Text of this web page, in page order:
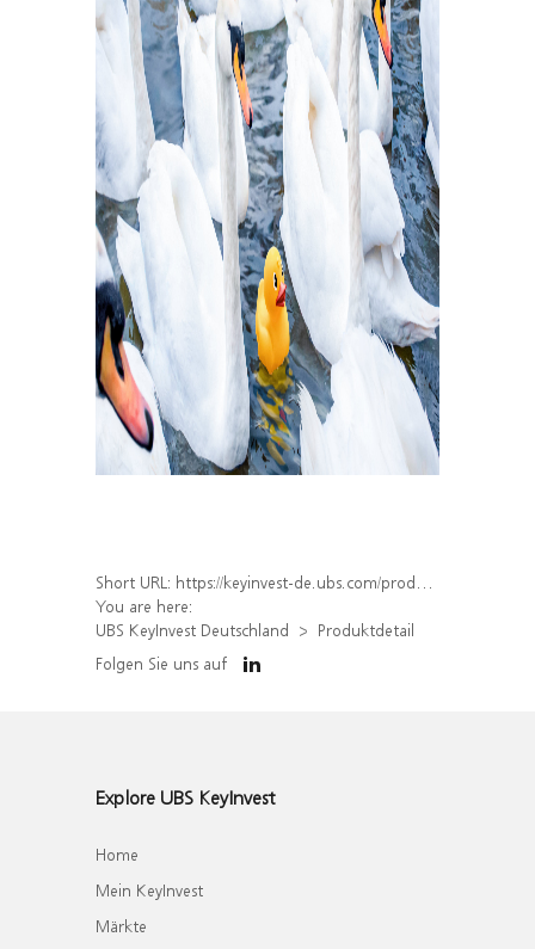
Short URL: https://keyinvest-de.ubs.com/produkt/detail/index/isin/DE000WA5K0E3
You are here:
UBS KeyInvest Deutschland
Produktdetail
Folgen Sie uns auf
Explore UBS KeyInvest
Home
Mein KeyInvest
Märkte